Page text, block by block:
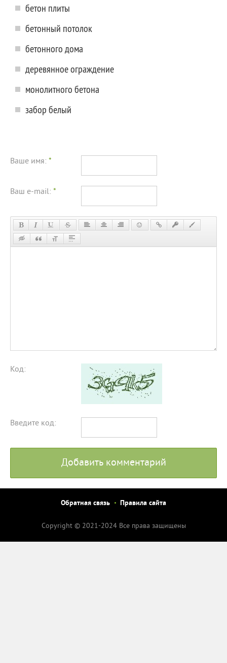
бетон плиты
бетонный потолок
бетонного дома
деревянное ограждение
монолитного бетона
забор белый
Ваше имя: *
Ваш e-mail: *
Код:
Введите код:
Добавить комментарий
Обратная связь Правила сайта
Copyright © 2021-2024 Все права защищены